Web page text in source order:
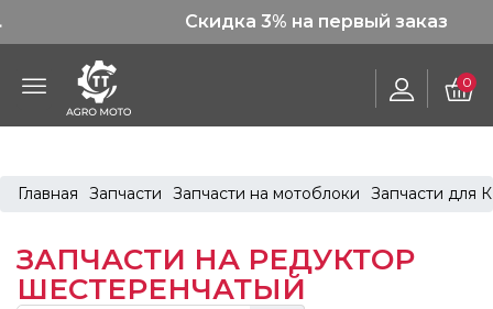
Скидка 3% на первый заказ
0
Главная Запчасти Запчасти на мотоблоки Запчасти для
ЗАПЧАСТИ НА РЕДУКТОР
ШЕСТЕРЕНЧАТЫЙ